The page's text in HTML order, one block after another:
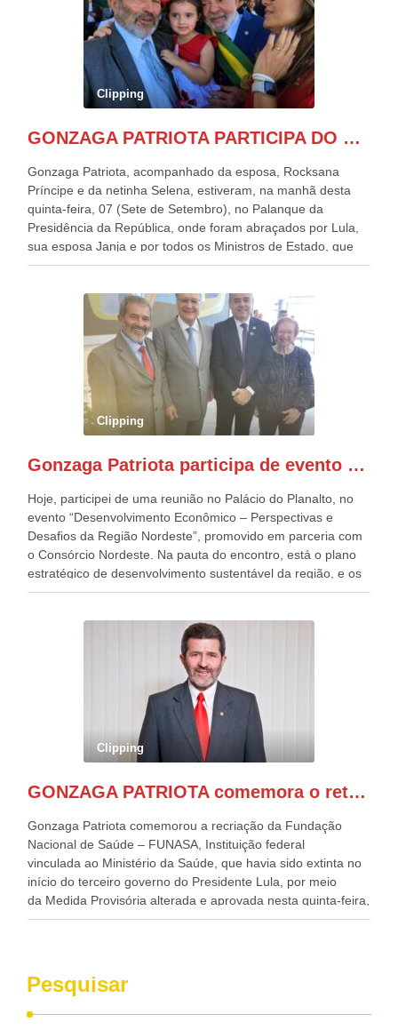
Clipping
GONZAGA PATRIOTA PARTICIPA DO DESFILE DA INDEPENDÊNCIA NO PALANQUE DA PRESIDÊNCIA DA REPÚBLICA E É ABRAÇADO POR LULA E POR GERALDO ALCKMIN.
Gonzaga Patriota, acompanhado da esposa, Rocksana
Príncipe e da netinha Selena, estiveram, na manhã desta
quinta-feira, 07 (Sete de Setembro), no Palanque da
Presidência da República, onde foram abraçados por Lula,
sua esposa Janja e por todos os Ministros de Estado, que
estavam presentes, nos Desfiles da Independência da
outros desfiles, na Esplanada dos Ministérios, disse ter sido
o deste ano, o maior e o mais organizado de todos. “Há
quatro décadas, como Patriota até no nome, participo
anualmente dos desfiles de Sete de Setembro, na
Esplanada dos Ministérios, em Brasília. Este ano, o governo
preparou espaços com cadeiras e coberturas, para 30.000
pessoas, só que o número de Patriotas Brasileiros
Independentes, dobrou na Esplanada. Eu, Lula e os
Patriota.
Clipping
Gonzaga Patriota participa de evento em prol do desenvolvimento do Nordeste
Hoje, participei de uma reunião no Palácio do Planalto, no
evento “Desenvolvimento Econômico – Perspectivas e
Desafios da Região Nordeste”, promovido em parceria com
o Consórcio Nordeste. Na pauta do encontro, está o plano
estratégico de desenvolvimento sustentável da região, e os
desafios para a elaboração de políticas públicas, que
evento contou com a presença do Vice-presidente Geraldo
Alckmin, que também ocupa o Ministério do
Desenvolvimento, Indústria, Comércio e Serviços, o ex
governador de Pernambuco, agora Presidente do Banco do
Nordeste, Paulo Câmara, o ex Deputado Federal, e
atualmente Superintendente da SUDENE, Danilo Cabral, da
Governadora de Pernambuco, Raquel Lyra, os ministros da
Casa Civil, Rui Costa, e da Integração e do Desenvolvimento
de todo Nordeste que também ajudam a fomentar o
Clipping
GONZAGA PATRIOTA comemora o retorno da FUNASA
Gonzaga Patriota comemorou a recriação da Fundação
Nacional de Saúde – FUNASA, Instituição federal
vinculada ao Ministério da Saúde, que havia sido extinta no
início do terceiro governo do Presidente Lula, por meio
da Medida Provisória alterada e aprovada nesta quinta-feira,
pelo Congresso Nacional. Gonzaga Patriota disse hoje em
desenvolvimento dos seus municípios e, somente o ano
passado, essa Fundação distribuiu mais de três bilhões de
reais, com suas maravilhosas ações, dentre alas, mais de
Pesquisar